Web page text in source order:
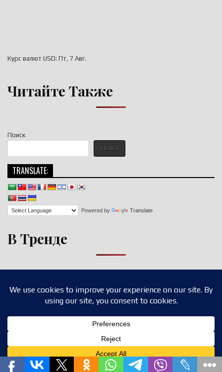
Поиск
Поиск
TRANSLATE:
Powered by Translate
В Тренде
Курс валют USD: Пт, 7 Авг.
Читайте Также
Design by ThemesDNA.com
Privacy & Cookies Policy
Translate »